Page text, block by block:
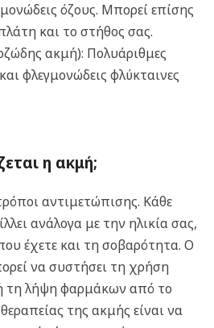
όζους. Μπορεί επίσης
και το στήθος σας.
ακμή): Πολυάριθμες
φλεγμονώδεις φλύκταινες
η ακμή;
αντιμετώπισης. Κάθε
ανάλογα με την ηλικία σας,
έχετε και τη σοβαρότητα. Ο
να συστήσει τη χρήση
τη λήψη φαρμάκων από το
της ακμής είναι να